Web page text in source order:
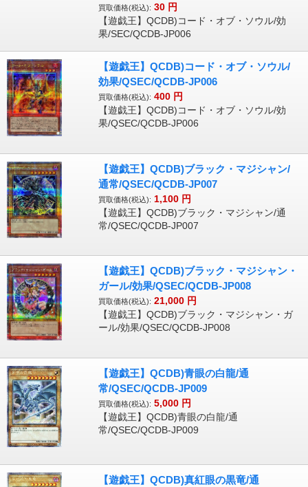
買取価格(税込): 30 円
【遊戯王】QCDB)コード・オブ・ソウル/効
果/SEC/QCDB-JP006
【遊戯王】QCDB)コード・オブ・ソウル/
効果/QSEC/QCDB-JP006
買取価格(税込): 400 円
【遊戯王】QCDB)コード・オブ・ソウル/効
果/QSEC/QCDB-JP006
【遊戯王】QCDB)ブラック・マジシャン/
通常/QSEC/QCDB-JP007
買取価格(税込): 1,100 円
【遊戯王】QCDB)ブラック・マジシャン/通
常/QSEC/QCDB-JP007
【遊戯王】QCDB)ブラック・マジシャン・
ガール/効果/QSEC/QCDB-JP008
買取価格(税込): 21,000 円
【遊戯王】QCDB)ブラック・マジシャン・ガ
ール/効果/QSEC/QCDB-JP008
【遊戯王】QCDB)青眼の白龍/通
常/QSEC/QCDB-JP009
買取価格(税込): 5,000 円
【遊戯王】QCDB)青眼の白龍/通
常/QSEC/QCDB-JP009
【遊戯王】QCDB)真紅眼の黒竜/通